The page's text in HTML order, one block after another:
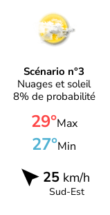
Scénario n°3
Nuages et soleil
8% de probabilité
29°Max
27°Min
25 km/h
Sud-Est